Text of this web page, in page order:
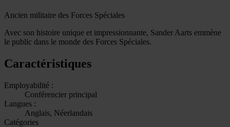
Ancien militaire des Forces Spéciales
Avec son histoire unique et impressionnante, Sander Aarts emmène
le public dans le monde des Forces Spéciales.
Caractéristiques
Employabilité :
Conférencier principal
Langues :
Anglais, Néerlandais
Catégories